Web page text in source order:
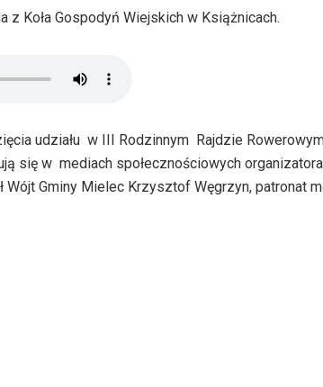
z Koła Gospodyń Wiejskich w Książnicach.
udziału w III Rodzinnym Rajdzie
się w mediach społecznościowych
Wójt Gminy Mielec Krzysztof Węgrzyn, patronat